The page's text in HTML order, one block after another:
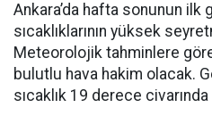
Ankara’da hafta sonunun ilk
sıcaklıklarının yüksek
Meteorolojik tahminlere
bulutlu hava hakim olacak.
sıcaklık 19 derece